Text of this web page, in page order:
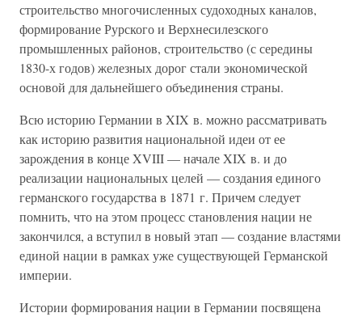
строительство многочисленных судоходных каналов,
формирование Рурского и Верхнесилезского
промышленных районов, строительство (с середины
1830-х годов) железных дорог стали экономической
основой для дальнейшего объединения страны.
Всю историю Германии в XIX в. можно рассматривать
как историю развития национальной идеи от ее
зарождения в конце XVIII — начале XIX в. и до
реализации национальных целей — создания единого
германского государства в 1871 г. Причем следует
помнить, что на этом процесс становления нации не
закончился, а вступил в новый этап — создание властями
единой нации в рамках уже существующей Германской
империи.
Истории формирования нации в Германии посвящена